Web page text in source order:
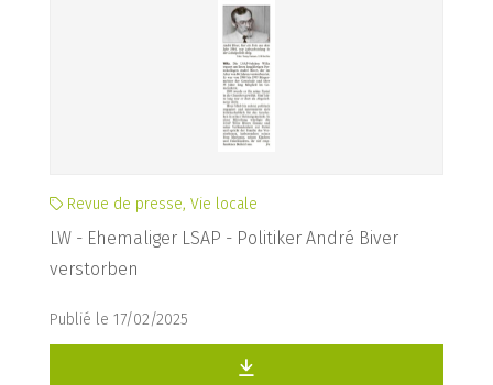
Revue de presse, Vie locale
LW - Ehemaliger LSAP - Politiker André Biver
verstorben
Publié le 17/02/2025